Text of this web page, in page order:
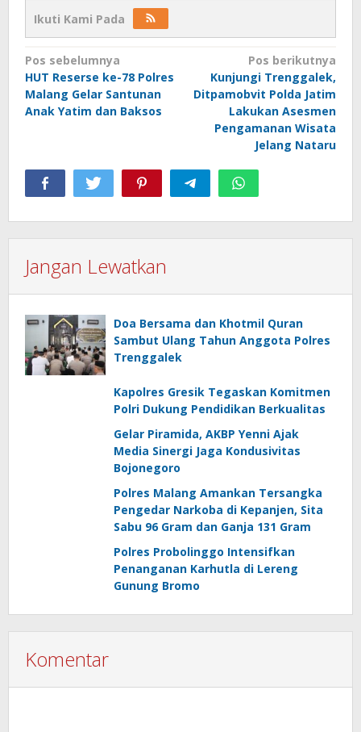
Ikuti Kami Pada
Navigasi
pos
Pos sebelumnya
HUT Reserse ke-78 Polres
Malang Gelar Santunan
Anak Yatim dan Baksos
Pos berikutnya
Kunjungi Trenggalek,
Ditpamobvit Polda Jatim
Lakukan Asesmen
Pengamanan Wisata
Jelang Nataru
Jangan Lewatkan
Doa Bersama dan Khotmil Quran
Sambut Ulang Tahun Anggota Polres
Trenggalek
Kapolres Gresik Tegaskan Komitmen
Polri Dukung Pendidikan Berkualitas
Gelar Piramida, AKBP Yenni Ajak
Media Sinergi Jaga Kondusivitas
Bojonegoro
Polres Malang Amankan Tersangka
Pengedar Narkoba di Kepanjen, Sita
Sabu 96 Gram dan Ganja 131 Gram
Polres Probolinggo Intensifkan
Penanganan Karhutla di Lereng
Gunung Bromo
Komentar